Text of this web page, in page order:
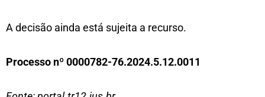
A decisão ainda está sujeita a recurso.
Processo nº 0000782-76.2024.5.12.0011